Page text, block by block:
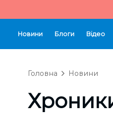
Новини Блоги Відео
Головна Новини